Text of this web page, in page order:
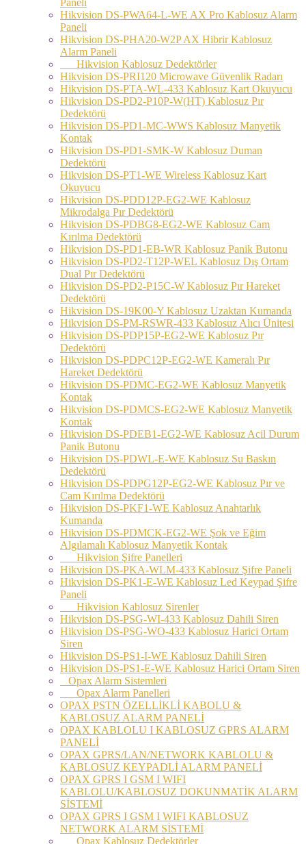
Hikvision DS-PWA64-L-WE AX Pro Kablosuz Alarm
Paneli
Hikvision DS-PHA20-W2P AX Hibrir Kablosuz
Alarm Paneli
Hikvision Kablosuz Dedektörler
Hikvision DS-PRI120 Microwave Güvenlik Radarı
Hikvision DS-PTA-WL-433 Kablosuz Kart Okuyucu
Hikvision DS-PD2-P10P-W(HT) Kablosuz Pır
Dedektörü
Hikvision DS-PD1-MC-WWS Kablosuz Manyetik
Kontak
Hikvision DS-PD1-SMK-W Kablosuz Duman
Dedektörü
Hikvision DS-PT1-WE Wireless Kablosuz Kart
Okuyucu
Hikvision DS-PDD12P-EG2-WE Kablosuz
Mikrodalga Pır Dedektörü
Hikvision DS-PDBG8-EG2-WE Kablosuz Cam
Kırılma Dedektörü
Hikvision DS-PD1-EB-WR Kablosuz Panik Butonu
Hikvision DS-PD2-T12P-WEL Kablosuz Dış Ortam
Dual Pır Dedektörü
Hikvision DS-PD2-P15C-W Kablosuz Pır Hareket
Dedektörü
Hikvision DS-19K00-Y Kablosuz Uzaktan Kumanda
Hikvision DS-PM-RSWR-433 Kablosuz Alıcı Ünitesi
Hikvision DS-PDP15P-EG2-WE Kablosuz Pır
Dedektörü
Hikvision DS-PDPC12P-EG2-WE Kameralı Pır
Hareket Dedektörü
Hikvision DS-PDMC-EG2-WE Kablosuz Manyetik
Kontak
Hikvision DS-PDMCS-EG2-WE Kablosuz Manyetik
Kontak
Hikvision DS-PDEB1-EG2-WE Kablosuz Acil Durum
Panik Butonu
Hikvision DS-PDWL-E-WE Kablosuz Su Baskın
Dedektörü
Hikvision DS-PDPG12P-EG2-WE Kablosuz Pır ve
Cam Kırılma Dedektörü
Hikvision DS-PKF1-WE Kablosuz Anahtarlık
Kumanda
Hikvision DS-PDMCK-EG2-WE Şok ve Eğim
Algılamalı Kablosuz Manyetik Kontak
Hikvision Şifre Panelleri
Hikvision DS-PKA-WLM-433 Kablosuz Şifre Paneli
Hikvision DS-PK1-E-WE Kablosuz Led Keypad Şifre
Paneli
Hikvision Kablosuz Sirenler
Hikvision DS-PSG-WI-433 Kablosuz Dahili Siren
Hikvision DS-PSG-WO-433 Kablosuz Harici Ortam
Siren
Hikvision DS-PS1-I-WE Kablosuz Dahili Siren
Hikvision DS-PS1-E-WE Kablosuz Harici Ortam Siren
Opax Alarm Sistemleri
Opax Alarm Panelleri
OPAX PSTN ÖZELLİKLİ KABOLU &
KABLOSUZ ALARM PANELİ
OPAX KABLOLU I KABLOSUZ GPRS ALARM
PANELİ
OPAX GPRS/LAN/NETWORK KABLOLU &
KABLOSUZ KEYPADLİ ALARM PANELİ
OPAX GPRS I GSM I WIFI
KABLOLU/KABLOSUZ DOKUNMATİK ALARM
SİSTEMİ
OPAX GPRS I GSM I WIFI KABLOSUZ
NETWORK ALARM SİSTEMİ
Opax Kablosuz Dedektörler